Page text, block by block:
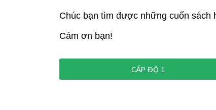
Chúc bạn tìm được những cuốn sách
Cảm ơn bạn!
CẤP ĐỘ 1